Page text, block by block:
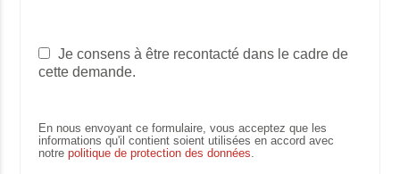
Je consens à être recontacté dans le cadre de
cette demande.
En nous envoyant ce formulaire, vous acceptez que les
informations qu'il contient soient utilisées en accord avec
notrepolitique de protection des données.